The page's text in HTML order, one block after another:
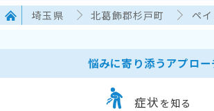
埼玉県 北葛飾郡杉戸町 ペ
悩みに寄り添うアプロー
症状 を知る